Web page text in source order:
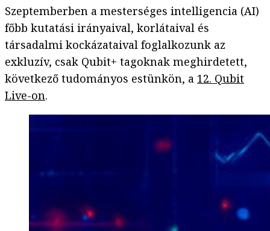
Szeptemberben a mesterséges intelligencia (AI)
főbb kutatási irányaival, korlátaival és
társadalmi kockázataival foglalkozunk az
exkluzív, csak Qubit+ tagoknak meghirdetett,
következő tudományos estünkön, a 12. Qubit
Live-on.